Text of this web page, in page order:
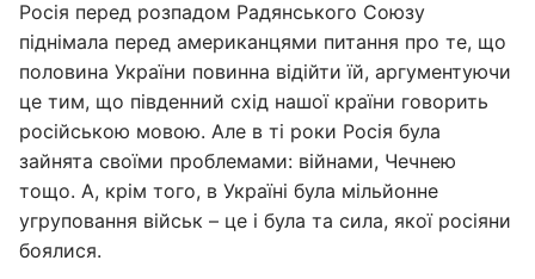
Росія перед розпадом Радянського Союзу
піднімала перед американцями питання про те, що
половина України повинна відійти їй, аргументуючи
це тим, що південний схід нашої країни говорить
російською мовою. Але в ті роки Росія була
зайнята своїми проблемами: війнами, Чечнею
тощо. А, крім того, в Україні була мільйонне
угруповання військ – це і була та сила, якої росіяни
боялися.